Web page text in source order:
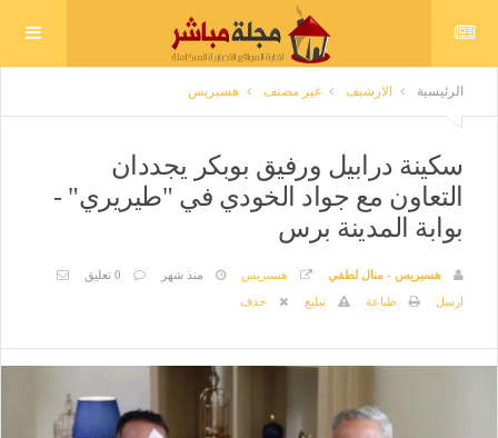
الرئيسية الارشيف غير مصنف هسبريس
سكينة درابيل ورفيق بوبكر يجددان
التعاون مع جواد الخودي في "طيريري" -
بوابة المدينة برس
هسبريس - منال لطفي هسبريس منذ شهر
0 تعليق
ارسل
طباعة تبليغ حذف